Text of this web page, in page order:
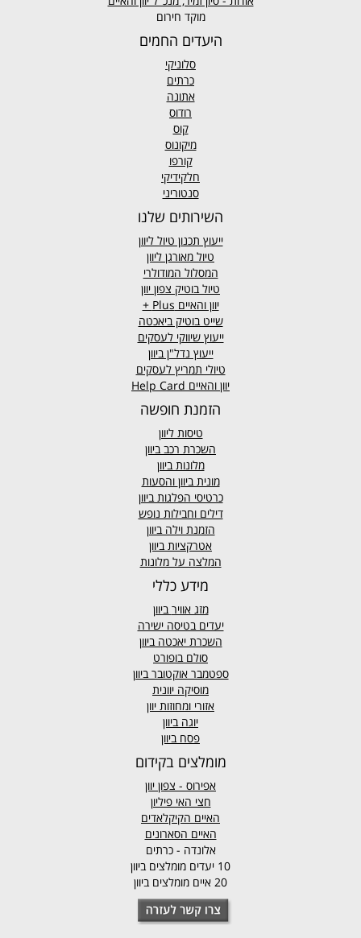
מוקד חירום
היעדים החמים
סלוניקי
כרתים
אתונה
רודוס
קוס
מיקונוס
קורפו
חלקידיקי
סנטוריני
השירותים שלנו
ייעוץ תכנון טיול ליוון
טיול מאורגן ליוון
המסלול המודולרי
טיול בוטיק צפון יוון
יוון והאיים Plus +
שייט בוטיק ביאכטה
ייעוץ שיווקי לעסקים
ייעוץ נדל"ן ביוון
טיולי תמריץ לעסקים
יוון והאיים Help Card
הזמנת חופשה
טיסות ליוון
השכרת רכב ביוון
מלונות ביוון
מונית ביוון והסעות
כרטיסי הפלגות ביוון
דילים וחבילות נופש
הזמנת וילה ביוון
אטרקציות ביוון
המלצה על מלונות
מידע כללי
מזג אוויר ביוון
יעדים בטיסה ישירה
השכרת יאכטה ביוון
סולם בופורט
ספטמבר אוקטובר ביוון
מוסיקה יוונית
אזורי ומחוזות יוון
יוגה ביוון
פסח ביוון
מומלצים בקידום
אפירוס - צפון יוון
חצי האי פיליון
האיים הקיקלאדים
האיים הסארונים
אלונדה - כרתים
10 יעדים מומלצים ביוון
20 איים מומלצים ביוון